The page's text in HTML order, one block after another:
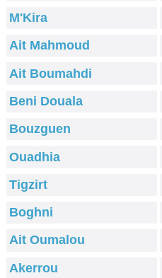
M'Kira
Ait Mahmoud
Ait Boumahdi
Beni Douala
Bouzguen
Ouadhia
Tigzirt
Boghni
Ait Oumalou
Akerrou